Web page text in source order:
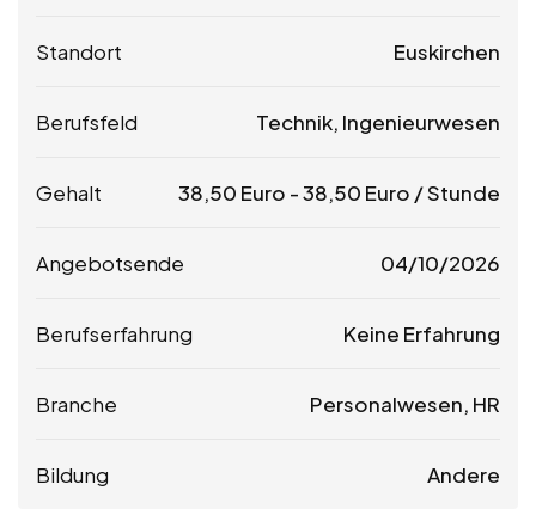
Standort Euskirchen
Berufsfeld Technik, Ingenieurwesen
Gehalt 38,50 Euro -38,50 Euro / Stunde
Angebotsende 04/10/2026
Berufserfahrung Keine Erfahrung
Branche Personalwesen, HR
Bildung Andere